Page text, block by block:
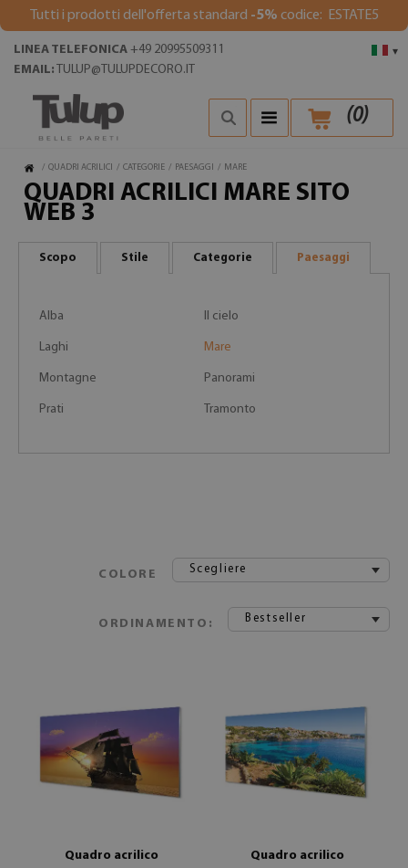
Tutti i prodotti dell'offerta standard -5% codice: ESTATE5
▾
LINEA TELEFONICA +49 20995509311
EMAIL: TULUP@TULUPDECORO.IT
(0)
/ QUADRI ACRILICI / CATEGORIE / PAESAGGI / MARE
QUADRI ACRILICI MARE SITO
WEB 3
Scopo Stile Categorie Paesaggi
Alba Il cielo
Laghi Mare
Montagne Panorami
Prati Tramonto
COLORE Scegliere
ORDINAMENTO: Bestseller
Quadro acrilico
Quadro acrilico